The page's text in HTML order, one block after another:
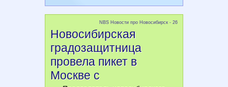
NBS Новости про Новосибирск - 26
Новосибирская
градозащитница
провела пикет в
Москве с